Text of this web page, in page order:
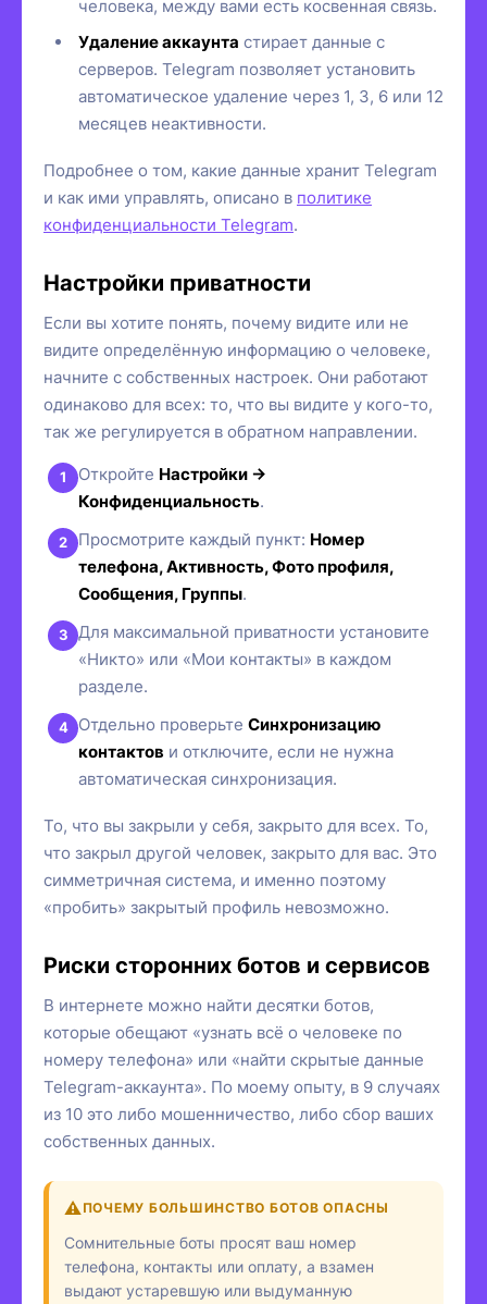
человека, между вами есть косвенная связь.
Удаление аккаунта стирает данные с
серверов. Telegram позволяет установить
автоматическое удаление через 1, 3, 6 или 12
месяцев неактивности.
Подробнее о том, какие данные хранит Telegram
и как ими управлять, описано в политике
конфиденциальности Telegram.
Настройки приватности
Если вы хотите понять, почему видите или не
видите определённую информацию о человеке,
начните с собственных настроек. Они работают
одинаково для всех: то, что вы видите у кого-то,
так же регулируется в обратном направлении.
Откройте Настройки →
Конфиденциальность.
Просмотрите каждый пункт: Номер
телефона, Активность, Фото профиля,
Сообщения, Группы.
Для максимальной приватности установите
«Никто» или «Мои контакты» в каждом
разделе.
Отдельно проверьте Синхронизацию
контактов и отключите, если не нужна
автоматическая синхронизация.
То, что вы закрыли у себя, закрыто для всех. То,
что закрыл другой человек, закрыто для вас. Это
симметричная система, и именно поэтому
«пробить» закрытый профиль невозможно.
Риски сторонних ботов и сервисов
В интернете можно найти десятки ботов,
которые обещают «узнать всё о человеке по
номеру телефона» или «найти скрытые данные
Telegram-аккаунта». По моему опыту, в 9 случаях
из 10 это либо мошенничество, либо сбор ваших
собственных данных.
ПОЧЕМУ БОЛЬШИНСТВО БОТОВ ОПАСНЫ
Сомнительные боты просят ваш номер
телефона, контакты или оплату, а взамен
выдают устаревшую или выдуманную